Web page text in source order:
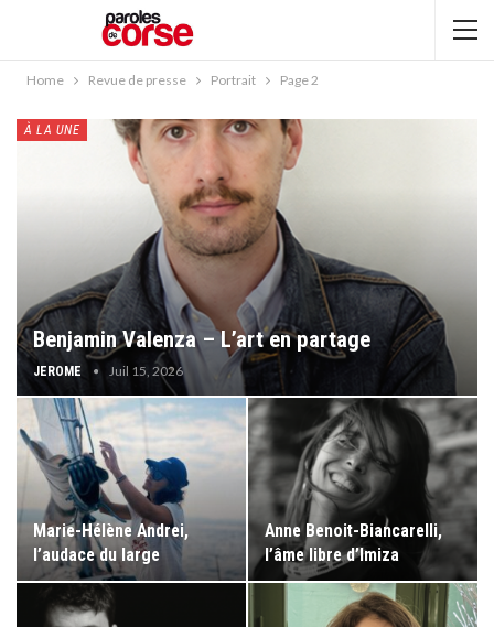
Home Revue de presse Portrait Page 2
À LA UNE
Benjamin Valenza – L’art en partage
JEROME Juil 15, 2026
Marie-Hélène Andrei,
l’audace du large
Anne Benoit-Biancarelli,
l’âme libre d’Imiza